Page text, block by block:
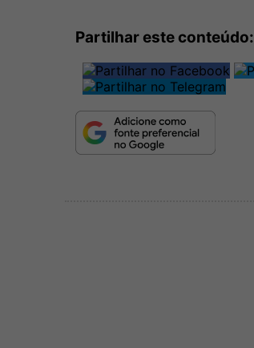
Partilhar este conteúdo: